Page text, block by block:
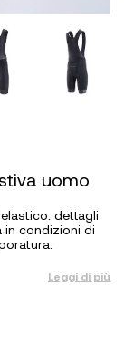
uomo
dettagli
in condizioni di
Leggi di più